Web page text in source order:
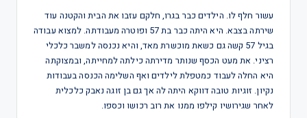
עשור חלף לו. הילדים כבר בגרו, חלקם עזבו את הבית והקטנה עוד
שירתה בצבא. היא היתה כבר בת 57 ופוטרה מעבודתה. למצוא עבודה
בגיל 57 קשה גם כשאת מוכשרת מאד, והיא נכנסה למשבר כלכלי
רציני. את מעט הכסף שנותר מדירתה כילתה למחייתה, ובמצוקתה
היא החלה לעבוד כמטפלת לילדים ואף השלימה הכנסה בעבודות
נקיון. זוגיות טובה דווקא היתה לה אך גם בן זוגה נאבק כלכלית
לאחר שגירושיו קילפו ממנו את רוב רכושו וכספו.